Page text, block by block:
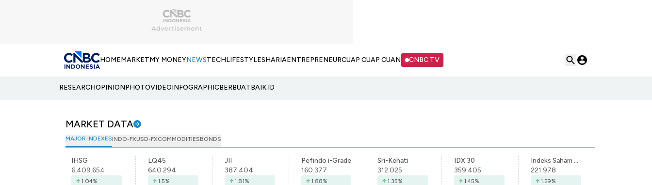
HOMEMARKETMY MONEYNEWSTECHLIFESTYLESHARIAENTREPRENEURCUAP CUAP CUAN CNBC TV
RESEARCHOPINIONPHOTOVIDEOINFOGRAPHICBERBUATBAIK.ID
MARKET DATA
MAJOR INDEXESINDO-FXUSD-FXCOMMODITIESBONDS
IHSG
6,409.654
1.04%
LQ45
640.294
1.5%
JII
387.404
1.81%
Pefindo i-Grade
160.377
1.88%
Sri-Kehati
312.025
1.35%
IDX 30
359.405
1.45%
Indeks Saham Syariah Indonesia
221.978
1.29%